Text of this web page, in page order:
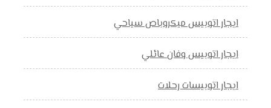
ايجار اتوبيس ميكروباص سياحي
ايجار اتوبيس وفان عائلي
ايجار اتوبيسات رحلات